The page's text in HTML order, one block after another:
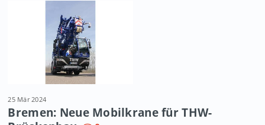
25 Mär 2024
Bremen: Neue Mobilkrane für THW-